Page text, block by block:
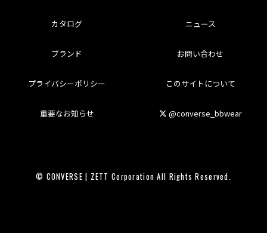
カタログ ニュース
ブランド お問い合わせ
プライバシーポリシー このサイトについて
重要なお知らせ @converse_bbwear
© CONVERSE | ZETT Corporation All Rights Reserved.